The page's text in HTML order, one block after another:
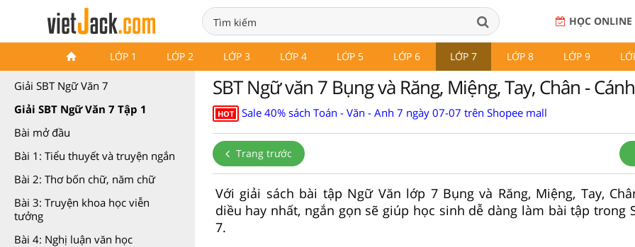
HỌC ONLINE
LỚP 1 LỚP 2 LỚP 3 LỚP 4 LỚP 5 LỚP 6 LỚP 7 LỚP 8 LỚP 9
Sách bài tập Ngữ Văn 7 Cánh
Giải SBT Ngữ Văn 7
Giải SBT Ngữ Văn 7 Tập 1
Bài mở đầu
Bài 1: Tiểu thuyết và truyện ngắn
Bài 2: Thơ bốn chữ, năm chữ
Bài 3: Truyện khoa học viễn
tưởng
Bài 4: Nghị luận văn học
SBT Ngữ văn 7 Bụng và Răng, Miệng, Tay, Chân -
HOT Sale 40% sách Toán - Văn - Anh 7 ngày 07-07 trên Shopee mall
Trang trước
Với giải sách bài tập Ngữ Văn lớp 7 Bụng và Răng, Miệng, Tay,
diều hay nhất, ngắn gọn sẽ giúp học sinh dễ dàng làm bài tập trong
7.